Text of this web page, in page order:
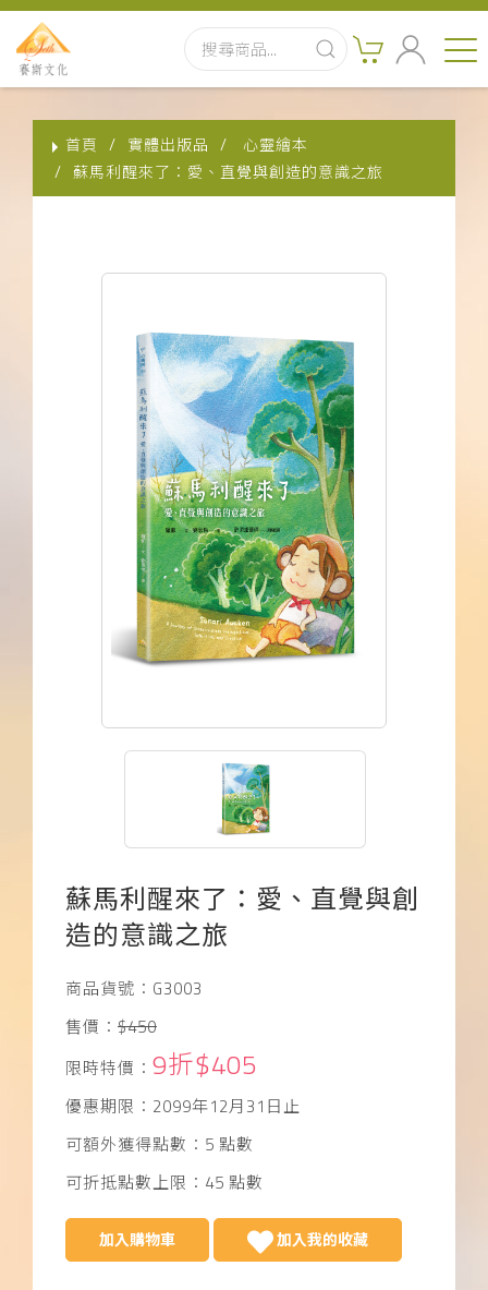
首頁
最新消息
影音書
關於我們
聯絡客服
下載APP
常見問題
首頁 實體出版品
心靈繪本
蘇馬利醒來了：愛、直覺與創造的意識之旅
蘇馬利醒來了：愛、直覺與創
造的意識之旅
商品貨號：G3003
售價： $450
限時特價： 9折$405
優惠期限：2099年12月31日止
可額外獲得點數：5 點數
可折抵點數上限：45 點數
加入購物車 加入我的收藏